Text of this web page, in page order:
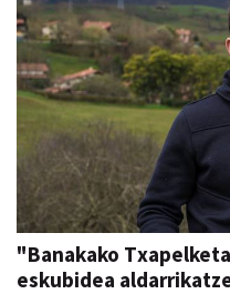
"Banakako
eskubidea